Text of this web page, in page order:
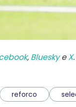
, BlueskyeX
reforco